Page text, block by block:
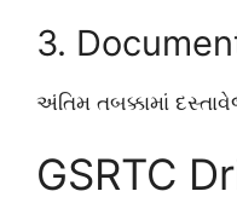
3.
અંતિમ તબક્કામાં
GSRTC